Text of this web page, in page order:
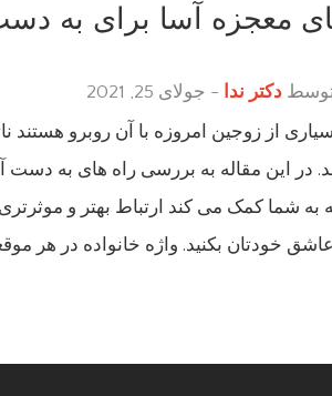
معجزه آسا برای به
دکتر ندا - جولای 25, 2021
از زوجین امروزه با آن روبرو هستند
در این مقاله به بررسی راه های به دست
شما کمک می کند ارتباط بهتر و موثرتری
خودتان بکنید. واژه خانواده در هر